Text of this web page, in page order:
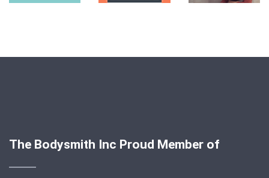
The Bodysmith Inc Proud Member of